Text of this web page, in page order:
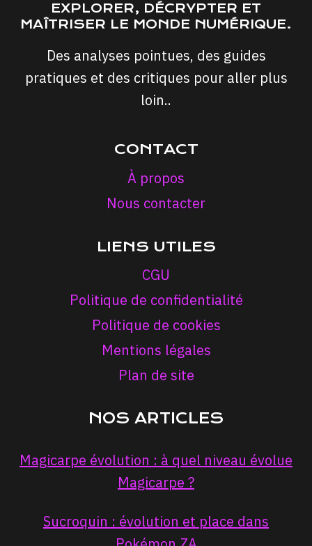
EXPLORER, DÉCRYPTER ET
MAÎTRISER LE MONDE NUMÉRIQUE.
Des analyses pointues, des guides
pratiques et des critiques pour aller plus
loin..
CONTACT
À propos
Nous contacter
LIENS UTILES
CGU
Politique de confidentialité
Politique de cookies
Mentions légales
Plan de site
NOS ARTICLES
Magicarpe évolution : à quel niveau évolue
Magicarpe ?
Sucroquin : évolution et place dans